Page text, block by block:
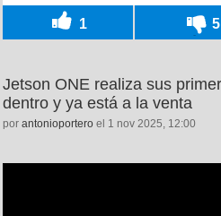
1 5
Jetson ONE realiza sus
dentro y ya está a la venta
por antonioportero el 1 nov 2025, 12:00